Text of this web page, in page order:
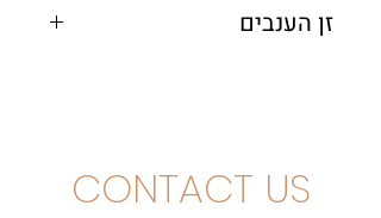
זן הענבים
CONTACT US